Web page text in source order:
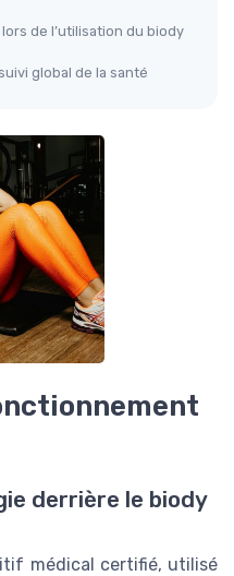
de l’utilisation du biody
global de la santé
derrière le biody
médical certifié, utilisé